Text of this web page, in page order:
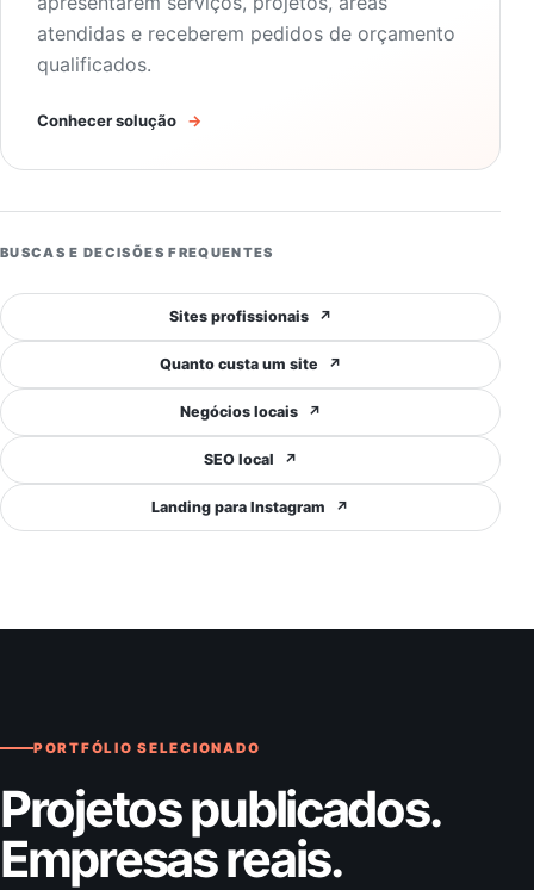
atendidas e receberem pedidos de orçamento
qualificados.
Conhecer solução →
BUSCAS E DECISÕES FREQUENTES
Sites profissionais ↗
Quanto custa um site ↗
Negócios locais ↗
SEO local ↗
Landing para Instagram ↗
PORTFÓLIO SELECIONADO
Projetos publicados.
Empresas reais.